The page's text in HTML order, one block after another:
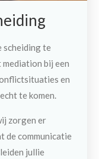
scheiding te
bij een
en
te komen.
zorgen er
de communicatie
jullie